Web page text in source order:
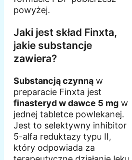
powyżej.
Jaki jest skład Finxta,
jakie substancje
zawiera?
Substancją czynną w
preparacie Finxta jest
finasteryd w dawce 5 mg w
jednej tabletce powlekanej.
Jest to selektywny inhibitor
5-alfa reduktazy typu II,
który odpowiada za